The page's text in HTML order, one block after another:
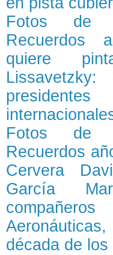
Fotos de
Recuerdos
quiere
Fotos de
Recuerdos
Cervera
García
compañeros
década de